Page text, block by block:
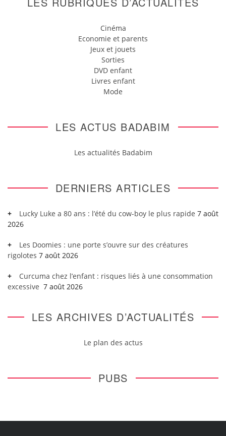
Cinéma
Economie et parents
Jeux et jouets
Sorties
DVD enfant
Livres enfant
Mode
LES ACTUS BADABIM
Les actualités Badabim
DERNIERS ARTICLES
Lucky Luke a 80 ans : l’été du cow-boy le plus rapide 7 août
2026
Les Doomies : une porte s’ouvre sur des créatures
rigolotes 7 août 2026
Curcuma chez l’enfant : risques liés à une consommation
excessive 7 août 2026
LES ARCHIVES D’ACTUALITÉS
Le plan des actus
PUBS